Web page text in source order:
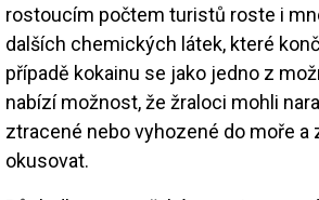
rostoucím počtem turistů roste i
dalších chemických látek, které
případě kokainu se jako jedno z
nabízí možnost, že žraloci mohli
ztracené nebo vyhozené do moře a
okusovat.